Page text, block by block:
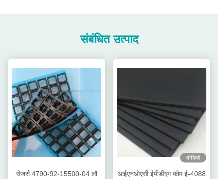
संबंधित उत्पाद
रोजर्स 4790-92-15500-04 लौ
वीडियो
आईएनओएसी ईपीडीएम फोम ई-4088